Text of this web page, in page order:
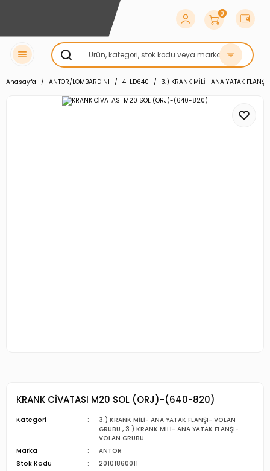
0
Anasayfa ANTOR/LOMBARDINI 4-LD640 3.) KRANK MİLİ- ANA YATAK
KRANK CİVATASI M20 SOL (ORJ)-(640-820)
Kategori
3.) KRANK MİLİ- ANA YATAK FLANŞI- VOLAN
GRUBU , 3.) KRANK MİLİ- ANA YATAK FLANŞI-
VOLAN GRUBU
Marka
ANTOR
Stok Kodu
20101860011